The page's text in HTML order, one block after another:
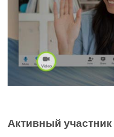
Активный участник